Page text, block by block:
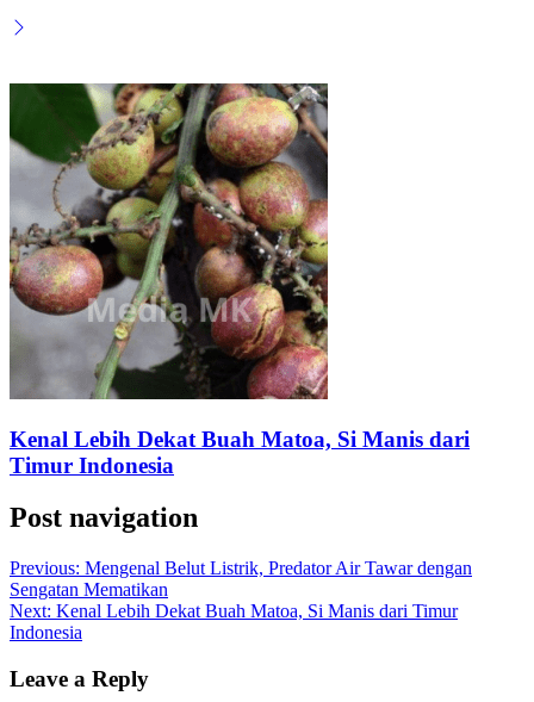
Kenal Lebih Dekat Buah Matoa, Si Manis dari
Timur Indonesia
Post navigation
Previous: Mengenal Belut Listrik, Predator Air Tawar dengan
Sengatan Mematikan
Next: Kenal Lebih Dekat Buah Matoa, Si Manis dari Timur
Indonesia
Leave a Reply